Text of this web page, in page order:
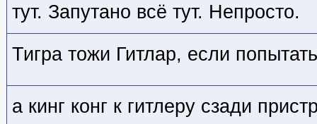
тут. Запутано всё тут. Непросто.
Тигра тожи Гитлар, если
а кинг конг к гитлеру сзади